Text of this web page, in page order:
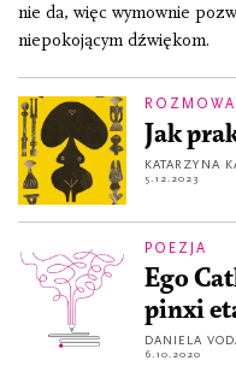
nie da, więc wymownie
niepokojącym dźwiękom.
ROZMOWA
Jak
KATARZYNA
5.12.2023
POEZJA
Ego
pinxi
DANIELA
6.10.2020